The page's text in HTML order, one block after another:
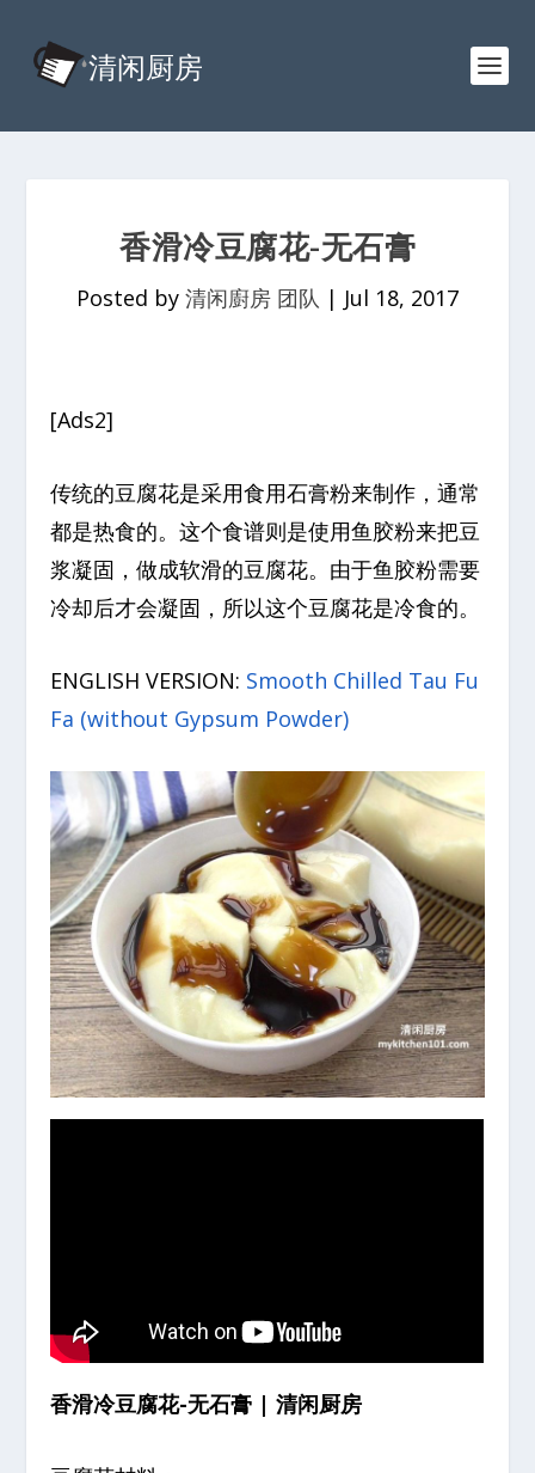
香滑冷豆腐花-无石膏
Posted by 清闲廚房 团队 | Jul 18, 2017
[Ads2]
传统的豆腐花是采用食用石膏粉来制作，通常
都是热食的。这个食谱则是使用鱼胶粉来把豆
浆凝固，做成软滑的豆腐花。由于鱼胶粉需要
冷却后才会凝固，所以这个豆腐花是冷食的。
ENGLISH VERSION: Smooth Chilled Tau Fu
Fa (without Gypsum Powder)
香滑冷豆腐花-无石膏 | 清闲厨房